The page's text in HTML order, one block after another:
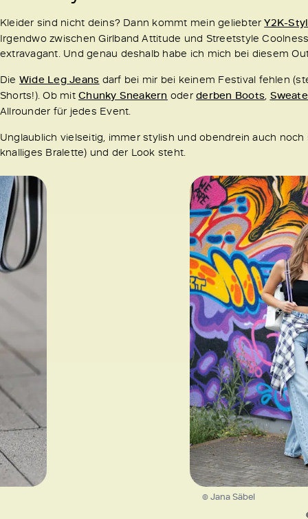
Kleider sind nicht deins? Dann kommt mein geliebterY2K-
Irgendwo zwischen Girlband Attitude und Streetstyle
extravagant. Und genau deshalb habe ich mich bei diesem
Die Wide Leg Jeans darf bei mir bei keinem Festival fehlen
Shorts!). Ob mitChunky Sneakern oderderben Boots,
Allrounder für jedes Event.
Unglaublich vielseitig, immer stylish und obendrein auch
knalliges Bralette) und der Look steht.
© Jana Säbel